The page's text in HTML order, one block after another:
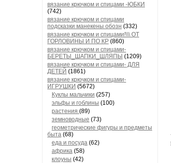
вязание крючком и спицами -ЮБКИ
(742)
вязание крючком и спицами
подсказки манекены обозн (332)
вязание крючком и спицами!\\\ ОТ
ГОРЛОВИНЫ И ПО КР (860)
вязание крючком и спицами-
БЕРЕТЫ_ШАПКИ_ШЛЯПЫ (1209)
вязание крючком и спицами- ДЛЯ
ДЕТЕЙ (1861)
вязание крючком и спицами-
ИГРУШКИ (5672)
Куклы мальчики (257)
эльфы и гоблины (100)
растения (89)
земноводные (73)
геометрические фигуры и предметы
быта (68)
еда и посуда (62)
африка (58)
клоуны (42)